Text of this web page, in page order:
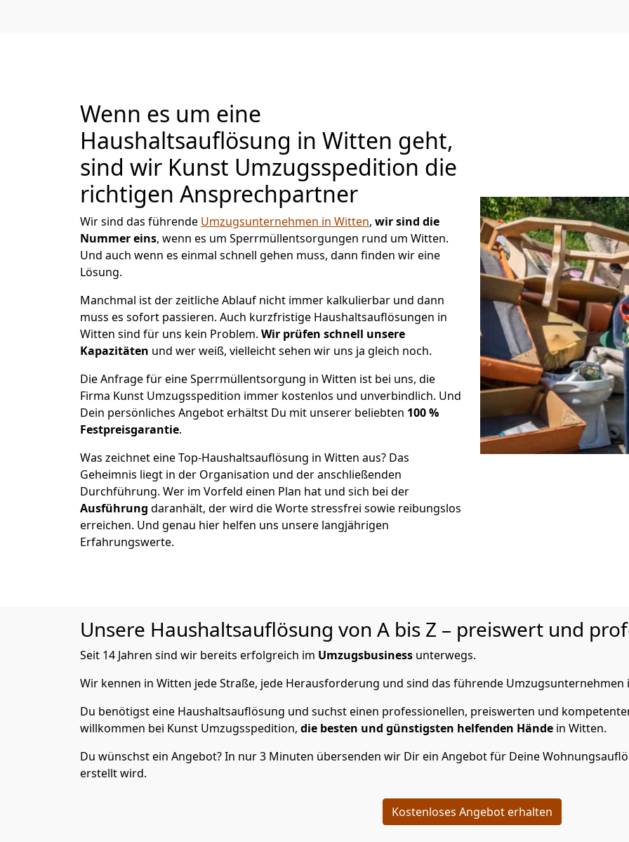
Wenn es um eine
Haushaltsauflösung in Witten geht,
sind wir Kunst Umzugsspedition die
richtigen Ansprechpartner
Wir sind das führende Umzugsunternehmen in Witten, wir sind die
Nummer eins, wenn es um Sperrmüllentsorgungen rund um Witten.
Und auch wenn es einmal schnell gehen muss, dann finden wir eine
Lösung.
Manchmal ist der zeitliche Ablauf nicht immer kalkulierbar und dann
muss es sofort passieren. Auch kurzfristige Haushaltsauflösungen in
Witten sind für uns kein Problem. Wir prüfen schnell unsere
Kapazitäten und wer weiß, vielleicht sehen wir uns ja gleich noch.
Die Anfrage für eine Sperrmüllentsorgung in Witten ist bei uns, die
Firma Kunst Umzugsspedition immer kostenlos und unverbindlich. Und
Dein persönliches Angebot erhältst Du mit unserer beliebten 100 %
Festpreisgarantie.
Was zeichnet eine Top-Haushaltsauflösung in Witten aus? Das
Geheimnis liegt in der Organisation und der anschließenden
Durchführung. Wer im Vorfeld einen Plan hat und sich bei der
Ausführung daranhält, der wird die Worte stressfrei sowie reibungslos
erreichen. Und genau hier helfen uns unsere langjährigen
Erfahrungswerte.
Unsere Haushaltsauflösung von A bis Z – preiswert und
Seit 14 Jahren sind wir bereits erfolgreich im Umzugsbusiness unterwegs.
Wir kennen in Witten jede Straße, jede Herausforderung und sind das führende Umzugsunternehmen
Du benötigst eine Haushaltsauflösung und suchst einen professionellen, preiswerten und
willkommen bei Kunst Umzugsspedition, die besten und günstigsten helfenden Hände in Witten.
Du wünschst ein Angebot? In nur 3 Minuten übersenden wir Dir ein Angebot für Deine
erstellt wird.
Kostenloses Angebot erhalten